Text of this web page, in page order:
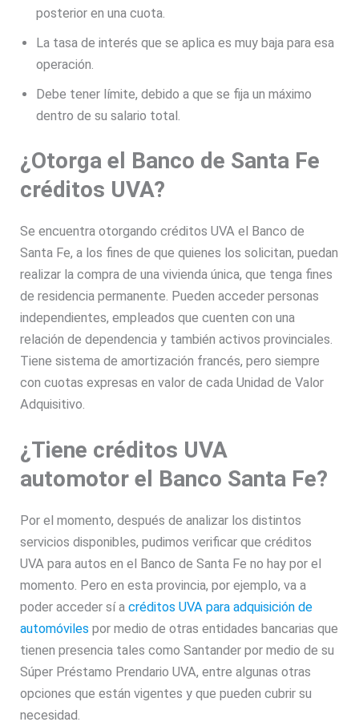
posterior en una cuota.
La tasa de interés que se aplica es muy baja para esa
operación.
Debe tener límite, debido a que se fija un máximo
dentro de su salario total.
¿Otorga el Banco de Santa Fe
créditos UVA?
Se encuentra otorgando créditos UVA el Banco de
Santa Fe, a los fines de que quienes los solicitan, puedan
realizar la compra de una vivienda única, que tenga fines
de residencia permanente. Pueden acceder personas
independientes, empleados que cuenten con una
relación de dependencia y también activos provinciales.
Tiene sistema de amortización francés, pero siempre
con cuotas expresas en valor de cada Unidad de Valor
Adquisitivo.
¿Tiene créditos UVA
automotor el Banco Santa Fe?
Por el momento, después de analizar los distintos
servicios disponibles, pudimos verificar que créditos
UVA para autos en el Banco de Santa Fe no hay por el
momento. Pero en esta provincia, por ejemplo, va a
poder acceder sí acréditos UVA para adquisición de
automóviles por medio de otras entidades bancarias que
tienen presencia tales como Santander por medio de su
Súper Préstamo Prendario UVA, entre algunas otras
opciones que están vigentes y que pueden cubrir su
necesidad.